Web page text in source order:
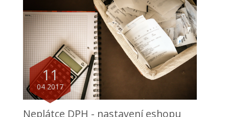
11
04 2017
Neplátce DPH - nastavení eshopu